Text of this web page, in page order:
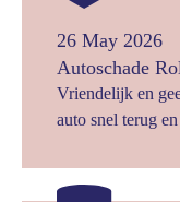
26 May 2026
Autoschade
Vriendelijk en
auto snel terug